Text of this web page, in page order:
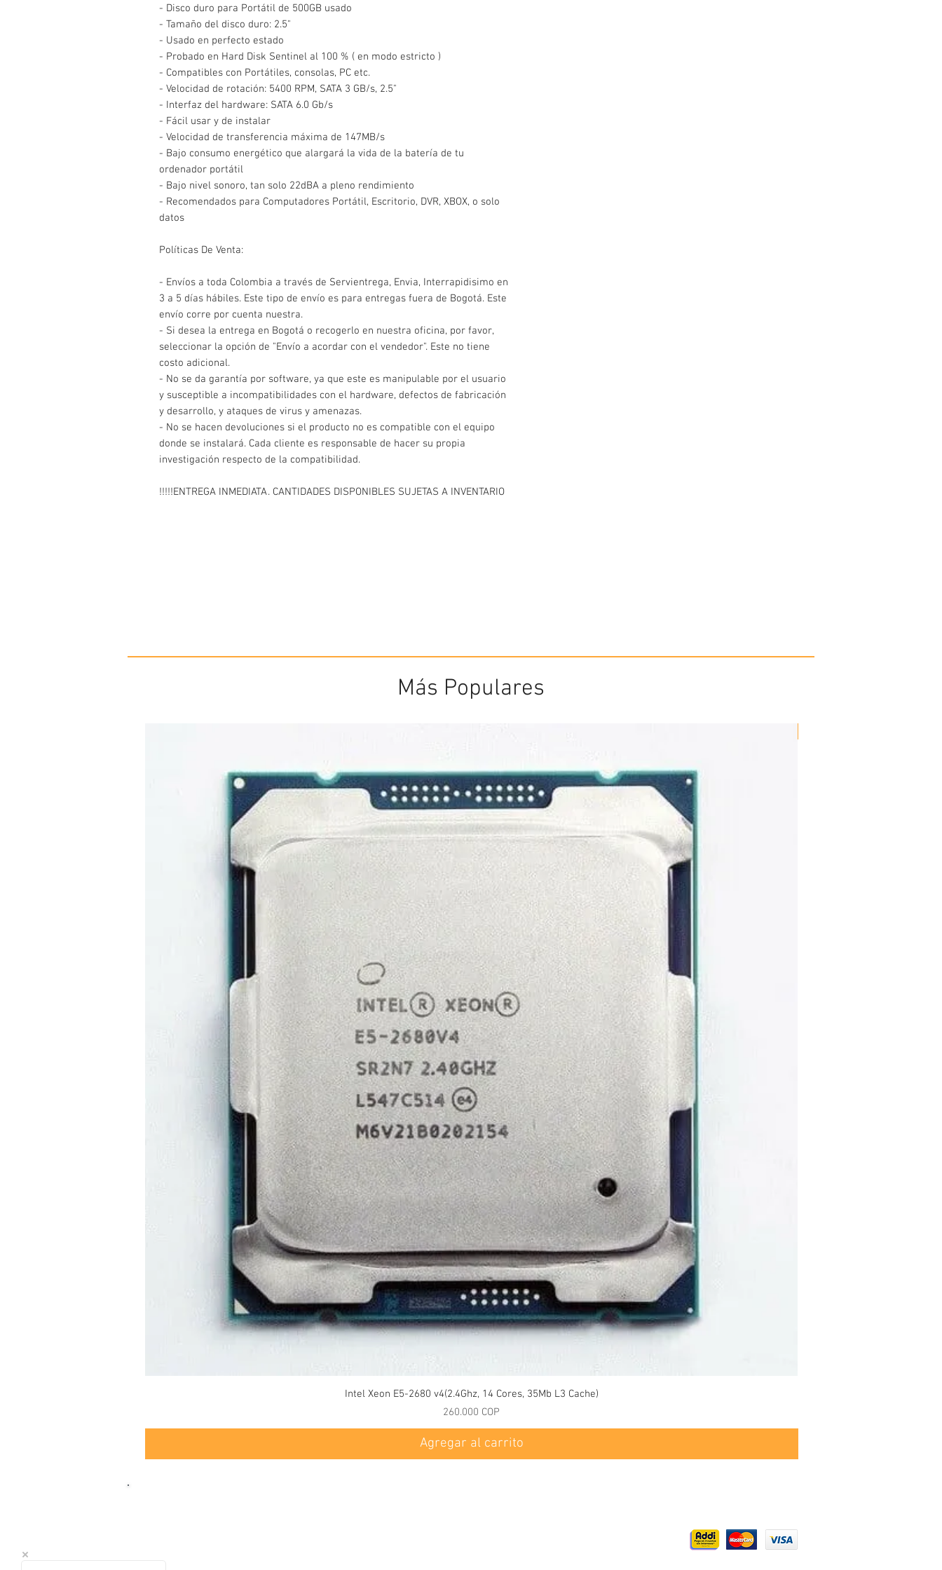
- Disco duro para Portátil de 500GB usado
- Tamaño del disco duro: 2.5"
- Usado en perfecto estado
- Probado en Hard Disk Sentinel al 100 % ( en modo estricto )
- Compatibles con Portátiles, consolas, PC etc.
- Velocidad de rotación: 5400 RPM, SATA 3 GB/s, 2.5"
- Interfaz del hardware: SATA 6.0 Gb/s
- Fácil usar y de instalar
- Velocidad de transferencia máxima de 147MB/s
- Bajo consumo energético que alargará la vida de la batería de tu
ordenador portátil
- Bajo nivel sonoro, tan solo 22dBA a pleno rendimiento
- Recomendados para Computadores Portátil, Escritorio, DVR, XBOX, o solo
datos
Políticas De Venta:
- Envíos a toda Colombia a través de Servientrega, Envia, Interrapidisimo en
3 a 5 días hábiles. Este tipo de envío es para entregas fuera de Bogotá. Este
envío corre por cuenta nuestra.
- Si desea la entrega en Bogotá o recogerlo en nuestra oficina, por favor,
seleccionar la opción de "Envío a acordar con el vendedor". Este no tiene
costo adicional.
- No se da garantía por software, ya que este es manipulable por el usuario
y susceptible a incompatibilidades con el hardware, defectos de fabricación
y desarrollo, y ataques de virus y amenazas.
- No se hacen devoluciones si el producto no es compatible con el equipo
donde se instalará. Cada cliente es responsable de hacer su propia
investigación respecto de la compatibilidad.
!!!!!ENTREGA INMEDIATA. CANTIDADES DISPONIBLES SUJETAS A INVENTARIO
Más Populares
Vista rápida
Intel Xeon E5-2680 v4(2.4Ghz, 14 Cores, 35Mb L3 Cache)
Precio
260.000 COP
Agregar al carrito